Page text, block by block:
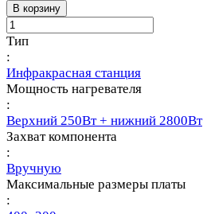
В корзину
Тип
:
Инфракрасная станция
Мощность нагревателя
:
Верхний 250Вт + нижний 2800Вт
Захват компонента
:
Вручную
Максимальные размеры платы
: